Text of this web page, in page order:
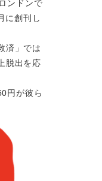
に創刊し
済」では
脱出を応
円が彼ら